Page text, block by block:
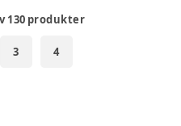
130 produkter
3 4